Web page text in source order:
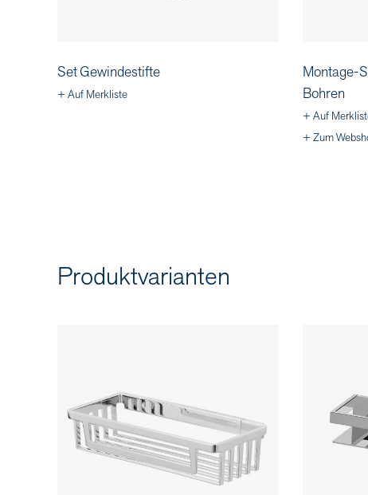
Set Gewindestifte
+ Auf Merkliste
Montage-
Bohren
+ Auf
+ Zum
Produktvarianten